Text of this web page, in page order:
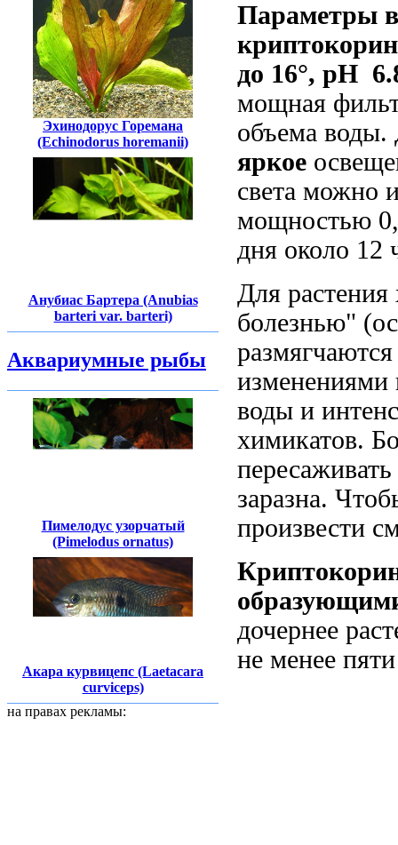
Эхинодорус Горемана
(Echinodorus horemanii)
Анубиас Бартера (Anubias
barteri var. barteri)
Аквариумные рыбы
Пимелодус узорчатый
(Pimelodus ornatus)
Акара курвицепс (Laetacara
curviceps)
на правах рекламы:
Параметры
до 16°, рН
мощная
объема
яркое
света можно
мощностью
дня около 12
Для растения
болезнью"
изменениями
воды и
химикатов.
заразна.
произвести
дочернее
не менее